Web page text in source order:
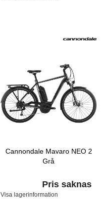
Cannondale Mavaro NEO 2
Grå
Pris saknas
Visa lagerinformation